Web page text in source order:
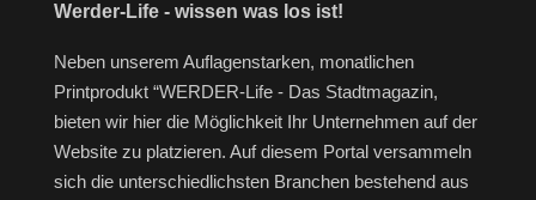
Werder-Life - wissen was los ist!
Neben unserem Auflagenstarken, monatlichen
Printprodukt “WERDER-Life - Das Stadtmagazin,
bieten wir hier die Möglichkeit Ihr Unternehmen auf der
Website zu platzieren. Auf diesem Portal versammeln
sich die unterschiedlichsten Branchen bestehend aus